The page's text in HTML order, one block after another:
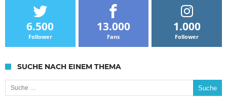
6.500
Follower
13.000
Fans
1.000
Follower
SUCHE NACH EINEM THEMA
Suche nach: